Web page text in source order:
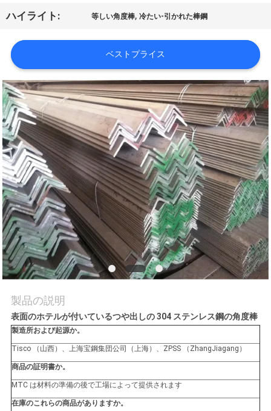
場
旅
行
品
質
管
理
私
達
に
連
絡
し
な
さ
ハイライト: 等しい角度棒,冷たい-引かれた棒鋼
ベストプライス
製品の説明
表面のホテルが付いているつや出しの 304 ステンレス鋼の角度棒
製造所および起源か。
Tisco （山西）、上海宝鋼集団公司（上海）、ZPSS （ZhangJiagang）
商品の証明書か。
MTC は材料の準備の後で工場によって提供されます
在庫のこれらの商品がありますか。